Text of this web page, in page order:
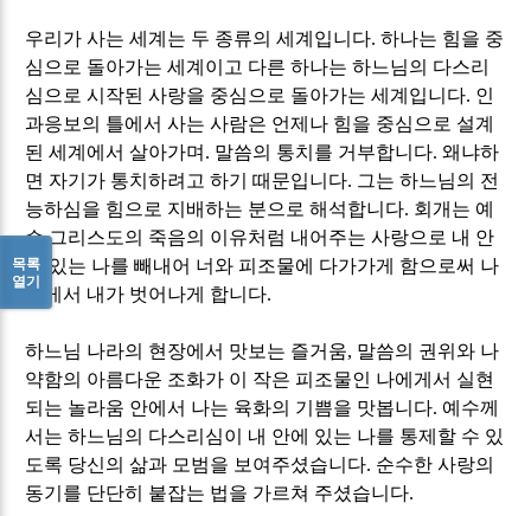
우리가 사는 세계는 두 종류의 세계입니다.하나는 힘을 중
심으로 돌아가는 세계이고 다른 하나는 하느님의 다스리
심으로 시작된 사랑을 중심으로 돌아가는 세계입니다. 인
과응보의 틀에서 사는 사람은 언제나 힘을 중심으로 설계
된 세계에서 살아가며 . 말씀의 통치를 거부합니다.왜냐하
면 자기가 통치하려고 하기 때문입니다. 그는 하느님의 전
능하심을 힘으로 지배하는 분으로 해석합니다. 회개는 예
수 그리스도의 죽음의 이유처럼 내어주는 사랑으로 내 안
에 있는 나를 빼내어 너와 피조물에 다가가게 함으로써 나
에게서 내가 벗어나게 합니다.
하느님 나라의 현장에서 맛보는 즐거움, 말씀의 권위와 나
약함의 아름다운 조화가 이 작은 피조물인 나에게서 실현
되는 놀라움 안에서 나는 육화의 기쁨을 맛봅니다. 예수께
서는 하느님의 다스리심이 내 안에 있는 나를 통제할 수 있
도록 당신의 삶과 모범을 보여주셨습니다. 순수한 사랑의
동기를 단단히 붙잡는 법을 가르쳐 주셨습니다.
목록
열기